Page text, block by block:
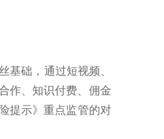
基础，通过短视频、
作、知识付费、佣金
提示》重点监管的对